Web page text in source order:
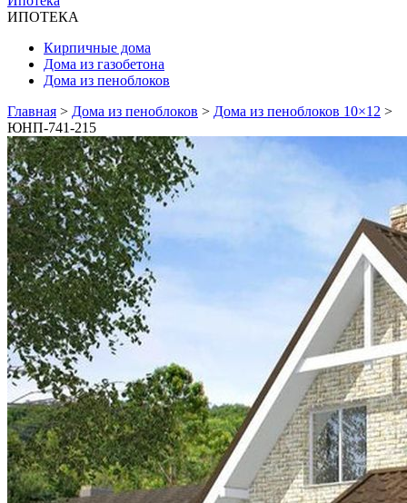
ИПОТЕКА
Кирпичные дома
Дома из газобетона
Дома из пеноблоков
Главная > Дома из пеноблоков > Дома из пеноблоков 10×12 >
ЮНП-741-215